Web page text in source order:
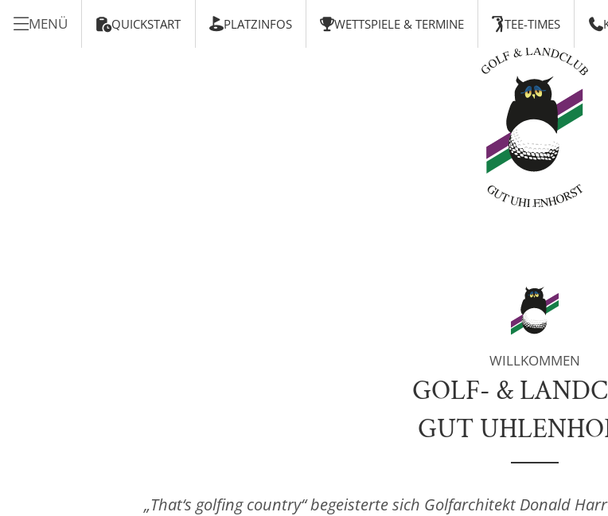
MENÜ QUICKSTART PLATZINFOS WETTSPIELE & TERMINE TEE-TIMES 
WILLKOMMEN
GOLF- &
GUT
„That‘s golfing country“ begeisterte sich Golfarchitekt Donald